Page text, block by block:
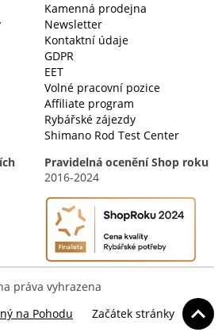
Kamenná prodejna
Newsletter
Kontaktní údaje
GDPR
EET
Volné pracovní pozice
Affiliate program
Rybářské zájezdy
Shimano Rod Test Center
Pravidelná ocenění Shop roku
2016-2024
práva vyhrazena
na Pohodu
Začátek stránky